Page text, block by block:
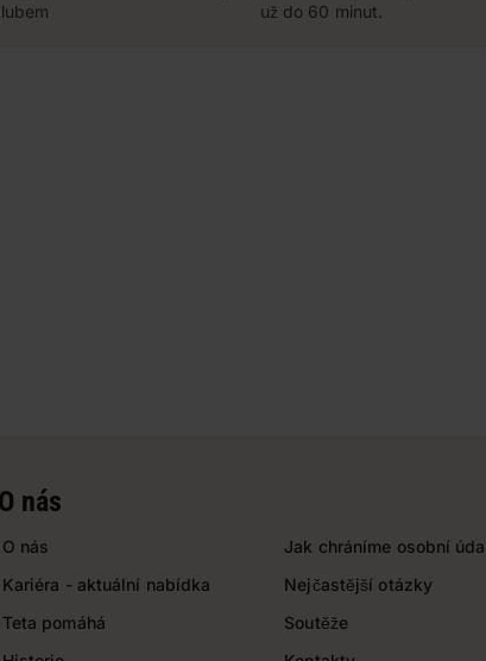
už do 60 minut.
O nás
O nás
Kariéra - aktuální nabídka
Teta pomáhá
Jak chráníme osobní
Nejčastější otázky
Soutěže